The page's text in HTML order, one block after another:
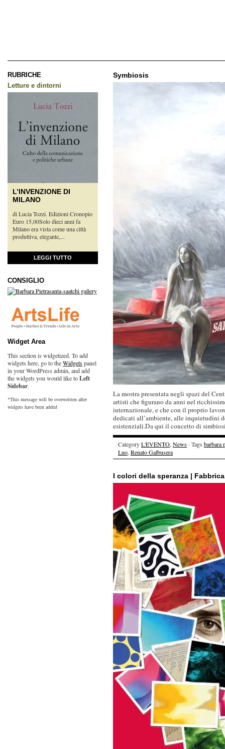
RUBRICHE
Letture e dintorni
L’INVENZIONE DI
MILANO
di Lucia Tozzi. Edizioni Cronopio
Euro 15,00Solo dieci anni fa
Milano era vista come una città
produttiva, elegante,...
LEGGI TUTTO
CONSIGLIO
Widget Area
This section is widgetized. To add
widgets here, go to theWidgetspanel
in your WordPress admin, and add
the widgets you would like toLeft
Sidebar.
*This message will be overwritten after
widgets have been added
Symbiosis
La mostra presentata negli spazi del
artisti che figurano da anni nel
internazionale, e che con il proprio
dedicati all’ambiente, alle inquietudini
esistenziali.Da qui il concetto di
CategoryL'EVENTO, News · Tags barbara
Luo, Renato Galbusera
I colori della speranza |